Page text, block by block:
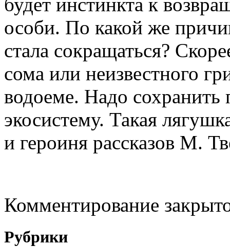
особи. По какой же
стала сокращаться?
сома или неизвестного
водоеме. Надо
экосистему. Такая
и героиня рассказов М.
Комментирование
Рубрики